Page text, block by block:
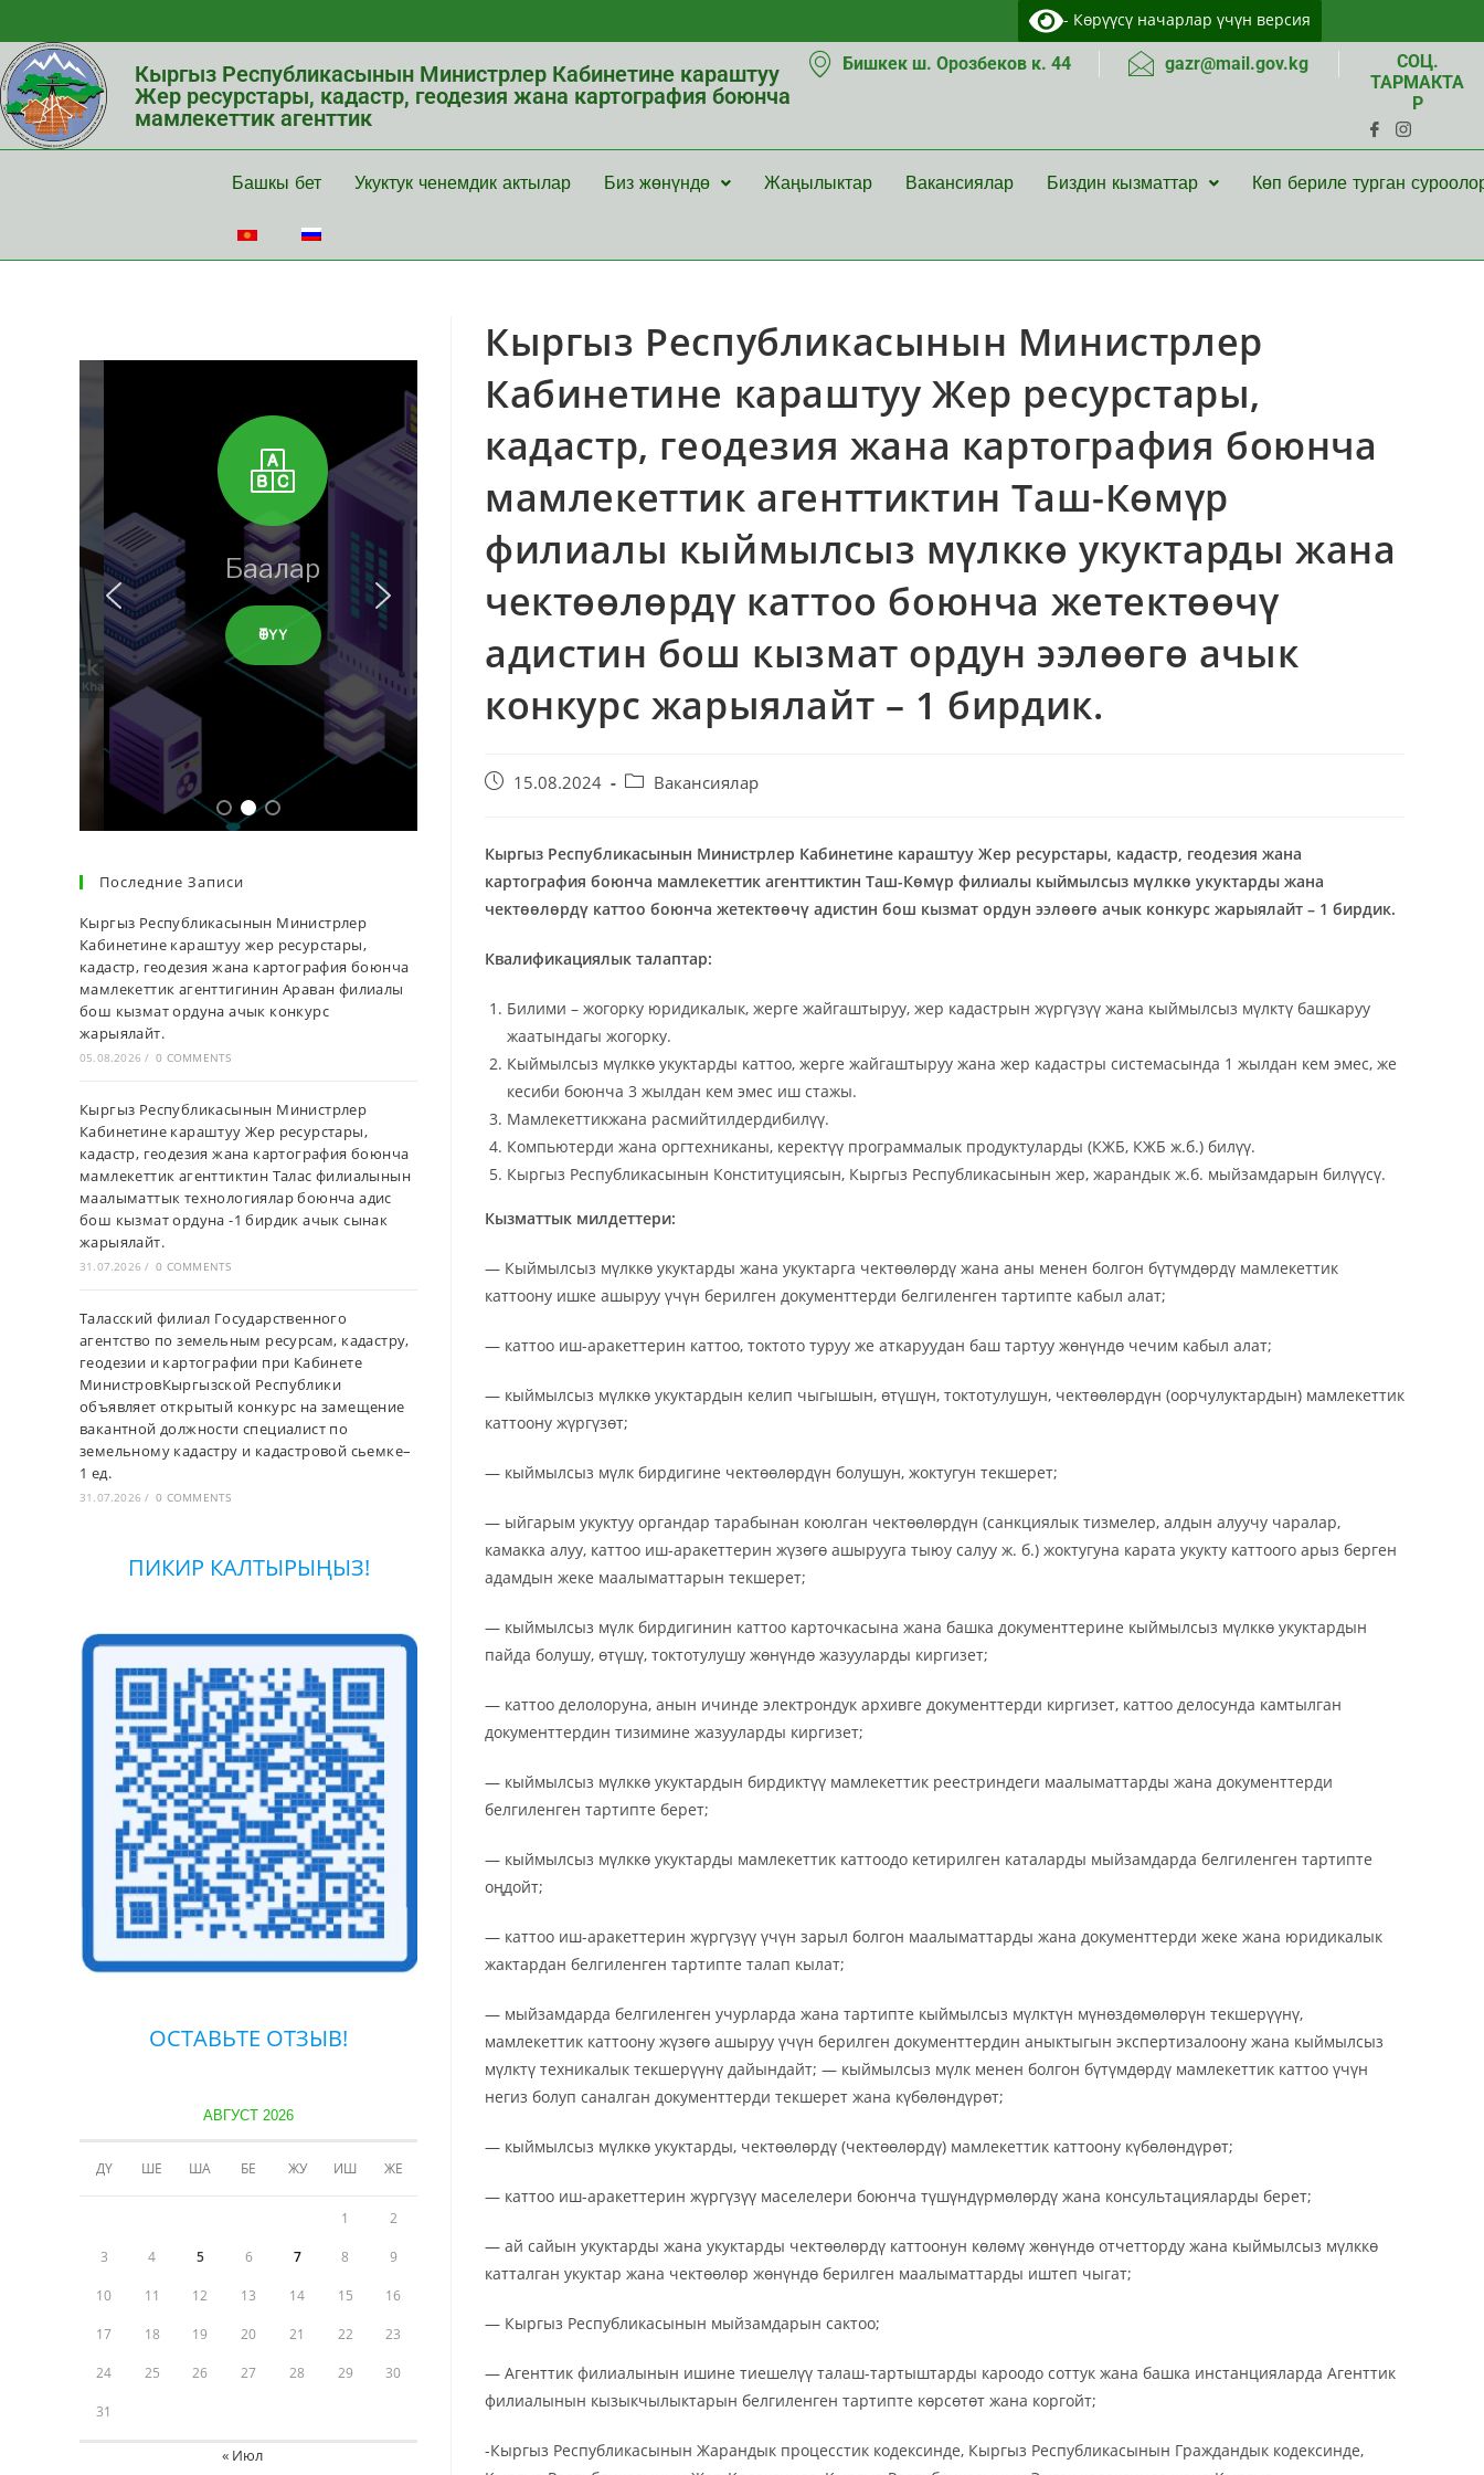
- Көрүүсү начарлар үчүн версия
Кыргыз Республикасынын Министрлер Кабинетине караштуу
Жер ресурстары, кадастр, геодезия жана картография боюнча
мамлекеттик агенттик
Бишкек ш. Орозбеков к. 44 gazr@mail.gov.kg
СОЦ.
ТАРМАКТА
Р
Башкы бет Укуктук ченемдик актылар Биз жөнүндө Жаңылыктар Вакансиялар Биздин кызматтар Көп бериле турган
Кыргыз Республикасынын Министрлер
Кабинетине караштуу Жер ресурстары,
кадастр, геодезия жана картография боюнча
мамлекеттик агенттиктин Таш-Көмүр
филиалы кыймылсыз мүлккө укуктарды жана
чектөөлөрдү каттоо боюнча жетектөөчү
адистин бош кызмат ордун ээлөөгө ачык
конкурс жарыялайт – 1 бирдик.
15.08.2024 Вакансиялар
Кыргыз Республикасынын Министрлер Кабинетине караштуу Жер ресурстары, кадастр, геодезия жана
картография боюнча мамлекеттик агенттиктин Таш-Көмүр филиалы кыймылсыз мүлккө укуктарды жана
чектөөлөрдү каттоо боюнча жетектөөчү адистин бош кызмат ордун ээлөөгө ачык конкурс жарыялайт – 1 бирдик.
Квалификациялык талаптар:
Билими – жогорку юридикалык, жерге жайгаштыруу, жер кадастрын жүргүзүү жана кыймылсыз мүлктү башкаруу
жаатындагы жогорку.
Кыймылсыз мүлккө укуктарды каттоо, жерге жайгаштыруу жана жер кадастры системасында 1 жылдан кем эмес, же
кесиби боюнча 3 жылдан кем эмес иш стажы.
Мамлекеттикжана расмийтилдердибилүү.
Компьютерди жана оргтехниканы, керектүү программалык продуктуларды (КЖБ, КЖБ ж.б.) билүү.
Кыргыз Республикасынын Конституциясын, Кыргыз Республикасынын жер, жарандык ж.б. мыйзамдарын билүүсү.
Кызматтык милдеттери:
— Кыймылсыз мүлккө укуктарды жана укуктарга чектөөлөрдү жана аны менен болгон бүтүмдөрдү мамлекеттик
каттоону ишке ашыруу үчүн берилген документтерди белгиленген тартипте кабыл алат;
— каттоо иш-аракеттерин каттоо, токтото туруу же аткаруудан баш тартуу жөнүндө чечим кабыл алат;
— кыймылсыз мүлккө укуктардын келип чыгышын, өтүшүн, токтотулушун, чектөөлөрдүн (оорчулуктардын) мамлекеттик
каттоону жүргүзөт;
— кыймылсыз мүлк бирдигине чектөөлөрдүн болушун, жоктугун текшерет;
— ыйгарым укуктуу органдар тарабынан коюлган чектөөлөрдүн (санкциялык тизмелер, алдын алуучу чаралар,
камакка алуу, каттоо иш-аракеттерин жүзөгө ашырууга тыюу салуу ж. б.) жоктугуна карата укукту каттоого арыз берген
адамдын жеке маалыматтарын текшерет;
— кыймылсыз мүлк бирдигинин каттоо карточкасына жана башка документтерине кыймылсыз мүлккө укуктардын
пайда болушу, өтүшү, токтотулушу жөнүндө жазууларды киргизет;
— каттоо делолоруна, анын ичинде электрондук архивге документтерди киргизет, каттоо делосунда камтылган
документтердин тизимине жазууларды киргизет;
— кыймылсыз мүлккө укуктардын бирдиктүү мамлекеттик реестриндеги маалыматтарды жана документтерди
белгиленген тартипте берет;
— кыймылсыз мүлккө укуктарды мамлекеттик каттоодо кетирилген каталарды мыйзамдарда белгиленген тартипте
оңдойт;
— каттоо иш-аракеттерин жүргүзүү үчүн зарыл болгон маалыматтарды жана документтерди жеке жана юридикалык
жактардан белгиленген тартипте талап кылат;
— мыйзамдарда белгиленген учурларда жана тартипте кыймылсыз мүлктүн мүнөздөмөлөрүн текшерүүнү,
мамлекеттик каттоону жүзөгө ашыруу үчүн берилген документтердин аныктыгын экспертизалоону жана кыймылсыз
мүлктү техникалык текшерүүнү дайындайт; — кыймылсыз мүлк менен болгон бүтүмдөрдү мамлекеттик каттоо үчүн
негиз болуп саналган документтерди текшерет жана күбөлөндүрөт;
— кыймылсыз мүлккө укуктарды, чектөөлөрдү (чектөөлөрдү) мамлекеттик каттоону күбөлөндүрөт;
— каттоо иш-аракеттерин жүргүзүү маселелери боюнча түшүндүрмөлөрдү жана консультацияларды берет;
— ай сайын укуктарды жана укуктарды чектөөлөрдү каттоонун көлөмү жөнүндө отчетторду жана кыймылсыз мүлккө
катталган укуктар жана чектөөлөр жөнүндө берилген маалыматтарды иштеп чыгат;
— Кыргыз Республикасынын мыйзамдарын сактоо;
— Агенттик филиалынын ишине тиешелүү талаш-тартыштарды кароодо соттук жана башка инстанцияларда Агенттик
филиалынын кызыкчылыктарын белгиленген тартипте көрсөтөт жана коргойт;
-Кыргыз Республикасынын Жарандык процесстик кодексинде, Кыргыз Республикасынын Граждандык кодексинде,
Баалар
ӨТҮҮ
Последние Записи
Кыргыз Республикасынын Министрлер
Кабинетине караштуу жер ресурстары,
кадастр, геодезия жана картография боюнча
мамлекеттик агенттигинин Араван филиалы
бош кызмат ордуна ачык конкурс
жарыялайт.
05.08.2026 / 0 COMMENTS
Кыргыз Республикасынын Министрлер
Кабинетине караштуу Жер ресурстары,
кадастр, геодезия жана картография боюнча
мамлекеттик агенттиктин Талас филиалынын
маалыматтык технологиялар боюнча адис
бош кызмат ордуна -1 бирдик ачык сынак
жарыялайт.
31.07.2026 / 0 COMMENTS
Таласский филиал Государственного
агентство по земельным ресурсам, кадастру,
геодезии и картографии при Кабинете
МинистровКыргызской Республики
объявляет открытый конкурс на замещение
вакантной должности специалист по
земельному кадастру и кадастровой сьемке–
1 ед.
31.07.2026 / 0 COMMENTS
ПИКИР КАЛТЫРЫҢЫЗ!
ОСТАВЬТЕ ОТЗЫВ!
АВГУСТ 2026
ДҮ ШЕ ША БЕ ЖУ ИШ ЖЕ
1 2
3 4 5 6 7 8 9
10 11 12 13 14 15 16
17 18 19 20 21 22 23
24 25 26 27 28 29 30
31
« Июл